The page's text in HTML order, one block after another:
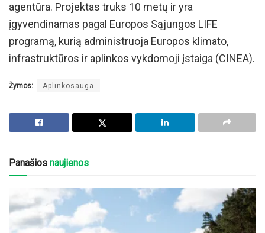
agentūra. Projektas truks 10 metų ir yra
įgyvendinamas pagal Europos Sąjungos LIFE
programą, kurią administruoja Europos klimato,
infrastruktūros ir aplinkos vykdomoji įstaiga (CINEA).
Žymos: Aplinkosauga
Panašios naujienos